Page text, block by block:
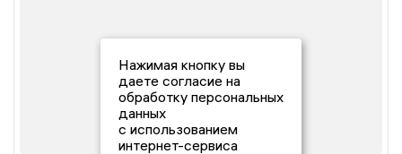
Нажимая кнопку вы
даете согласие на
обработку персональных
данных
с использованием
интернет-сервиса